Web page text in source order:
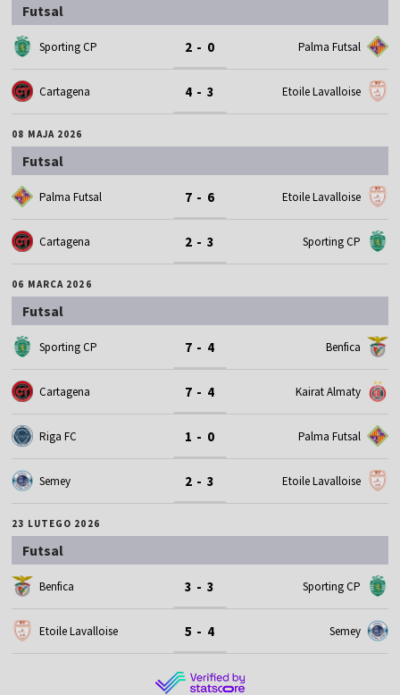
Futsal
Sporting CP 2 - 0 Palma Futsal
Cartagena 4 - 3 Etoile Lavalloise
08 MAJA 2026
Futsal
Palma Futsal 7 - 6 Etoile Lavalloise
Cartagena 2 - 3 Sporting CP
06 MARCA 2026
Futsal
Sporting CP 7 - 4 Benfica
Cartagena 7 - 4 Kairat Almaty
Riga FC 1 - 0 Palma Futsal
Semey 2 - 3 Etoile Lavalloise
23 LUTEGO 2026
Futsal
Benfica 3 - 3 Sporting CP
Etoile Lavalloise 5 - 4 Semey